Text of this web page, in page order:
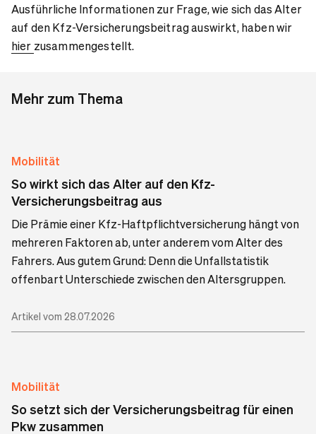
Ausführliche Informationen zur Frage, wie sich das Alter
auf den Kfz-Versicherungsbeitrag auswirkt, haben wir
hier zusammengestellt.
Mehr zum Thema
Mobilität
So wirkt sich das Alter auf den Kfz-
Versicherungsbeitrag aus
Die Prämie einer Kfz-Haftpflichtversicherung hängt von
mehreren Faktoren ab, unter anderem vom Alter des
Fahrers. Aus gutem Grund: Denn die Unfallstatistik
offenbart Unterschiede zwischen den Altersgruppen.
Artikel vom 28.07.2026
Mobilität
So setzt sich der Versicherungsbeitrag für einen
Pkw zusammen